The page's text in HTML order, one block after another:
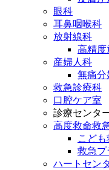
眼科
耳鼻咽喉科
放射線科
高精度
産婦人科
無痛分
救急診療科
口腔ケア室
診療センタ
高度救命救
こど
救急プ
ハートセン